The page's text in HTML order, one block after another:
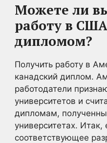
Можете ли
работу в
дипломом?
Получить работу в
канадский диплом.
работодатели
университетов и
дипломам,
университетах. Итак,
соответствующее